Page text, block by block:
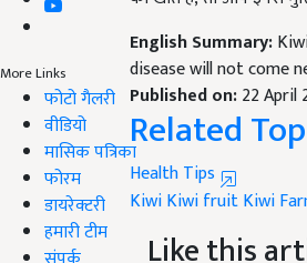
More Links
फोटो गैलरी
वीडियो
मासिक पत्रिका
फोरम
डायरेक्टरी
हमारी टीम
English Summary:
disease will not come
Published on:22 April
Related
Health Tips
KiwiKiwi fruit
Like this